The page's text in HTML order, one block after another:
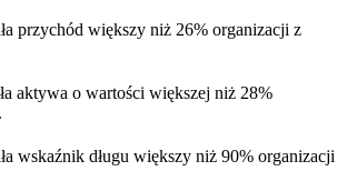
przychód większy niż 26% organizacji z
aktywa o wartości większej niż 28%
wskaźnik długu większy niż 90% organizacji